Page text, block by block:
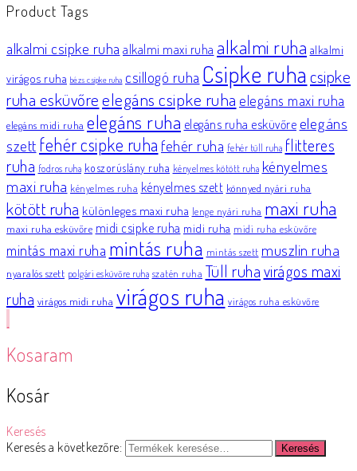
Product Tags
alkalmi csipke ruha alkalmi maxi ruha alkalmi ruha alkalmi
virágos ruha bézs csipke ruha csillogó ruha Csipke ruhacsipke
ruha esküvőreelegáns csipke ruha elegáns maxi ruha
elegáns midi ruha elegáns ruha elegáns ruha esküvőre elegáns
szett fehér csipke ruha fehér ruha fehér tüll ruha flitteres
ruha fodros ruha koszorúslány ruha kényelmes kötött ruha kényelmes
maxi ruha kényelmes ruha kényelmes szett könnyed nyári ruha
kötött ruha különleges maxi ruha lenge nyári ruha maxi ruha
maxi ruha esküvőre midi csipke ruha midi ruha midi ruha esküvőre
mintás maxi ruha mintás ruha mintás szett muszlin ruha
nyaralós szett polgári esküvőre ruha szatén ruha Tüll ruhavirágos maxi
ruha virágos midi ruha virágos ruha virágos ruha esküvőre
Kosaram
Kosár
Keresés
Keresés a következőre:
Keresés